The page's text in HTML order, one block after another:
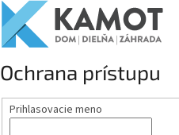
Ochrana prístupu
Prihlasovacie meno